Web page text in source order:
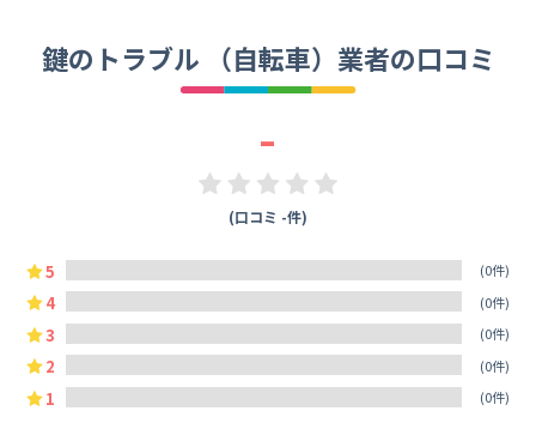
鍵のトラブル （自転車）業者の口コミ
-
(口コミ -件)
5 (0件)
4 (0件)
3 (0件)
2 (0件)
1 (0件)